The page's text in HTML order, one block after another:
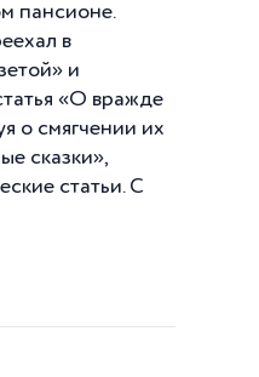
пансионе.
в
и
«О вражде
о смягчении их
сказки»,
статьи. С